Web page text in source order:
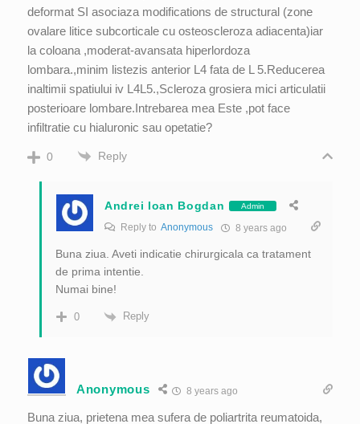
deformat SI asociaza modifications de structural (zone
ovalare litice subcorticale cu osteoscleroza adiacenta)iar
la coloana ,moderat-avansata hiperlordoza
lombara.,minim listezis anterior L4 fata de L 5.Reducerea
inaltimii spatiului iv L4L5.,Scleroza grosiera mici articulatii
posterioare lombare.Intrebarea mea Este ,pot face
infiltratie cu hialuronic sau opetatie?
0 Reply
Andrei Ioan Bogdan Admin
Reply to Anonymous 8 years ago
Buna ziua. Aveti indicatie chirurgicala ca tratament
de prima intentie.
Numai bine!
0 Reply
Anonymous 8 years ago
Buna ziua, prietena mea sufera de poliartrita reumatoida,